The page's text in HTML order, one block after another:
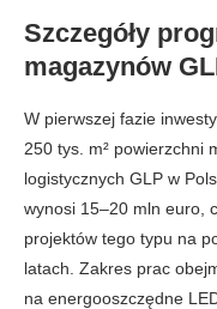
Szczegóły
magazynów
W pierwszej fazie
250 tys. m² powierzchni
logistycznych GLP w
wynosi 15–20 mln euro,
projektów tego typu na
latach. Zakres prac
na energooszczędne